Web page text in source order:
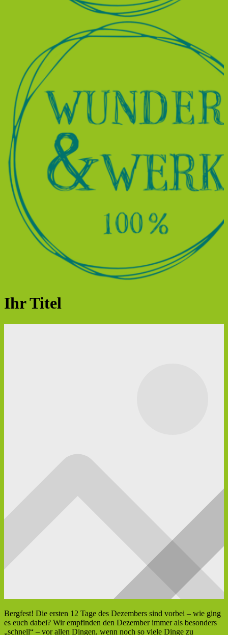
Ihr Titel
Bergfest! Die ersten 12 Tage des Dezembers sind vorbei – wie ging
es euch dabei? Wir empfinden den Dezember immer als besonders
„schnell“ – vor allen Dingen, wenn noch so viele Dinge zu